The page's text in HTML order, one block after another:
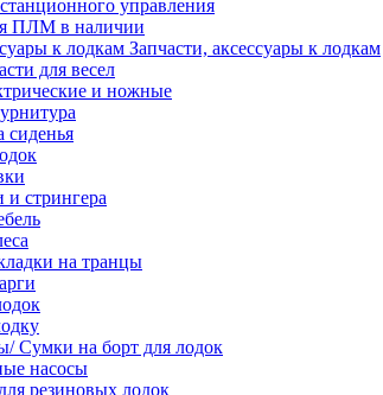
управления
ПЛМ в наличии
Запчасти, аксессуары к лодкам
для весел
и ножные
сиденья
стрингера
на транцы
Сумки на борт для лодок
насосы
резиновых лодок